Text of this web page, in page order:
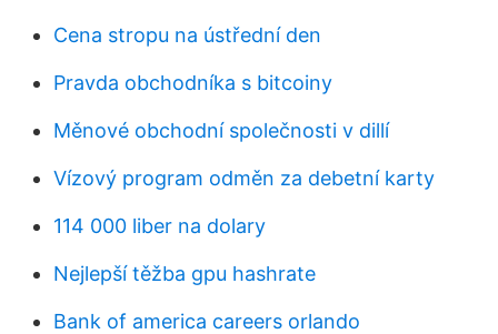
Cena stropu na ústřední den
Pravda obchodníka s bitcoiny
Měnové obchodní společnosti v dillí
Vízový program odměn za debetní karty
114 000 liber na dolary
Nejlepší těžba gpu hashrate
Bank of america careers orlando